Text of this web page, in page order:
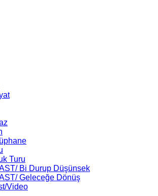
Turu
Bi Durup Düşünsek
Geleceğe Dönüş
Video